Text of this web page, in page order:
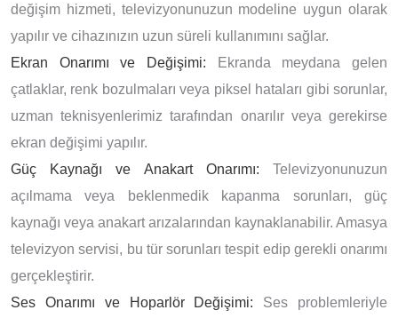
değişim hizmeti, televizyonunuzun modeline uygun olarak
yapılır ve cihazınızın uzun süreli kullanımını sağlar.
Ekran Onarımı ve Değişimi: Ekranda meydana gelen
çatlaklar, renk bozulmaları veya piksel hataları gibi sorunlar,
uzman teknisyenlerimiz tarafından onarılır veya gerekirse
ekran değişimi yapılır.
Güç Kaynağı ve Anakart Onarımı: Televizyonunuzun
açılmama veya beklenmedik kapanma sorunları, güç
kaynağı veya anakart arızalarından kaynaklanabilir. Amasya
televizyon servisi, bu tür sorunları tespit edip gerekli onarımı
gerçekleştirir.
Ses Onarımı ve Hoparlör Değişimi: Ses problemleriyle